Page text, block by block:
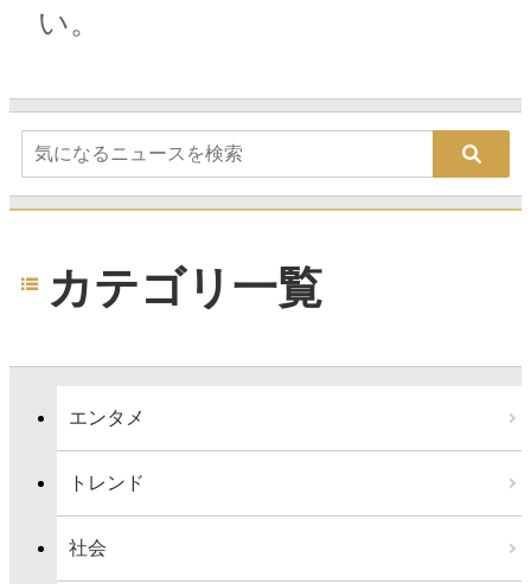
い。
カテゴリ一覧
エンタメ
トレンド
社会